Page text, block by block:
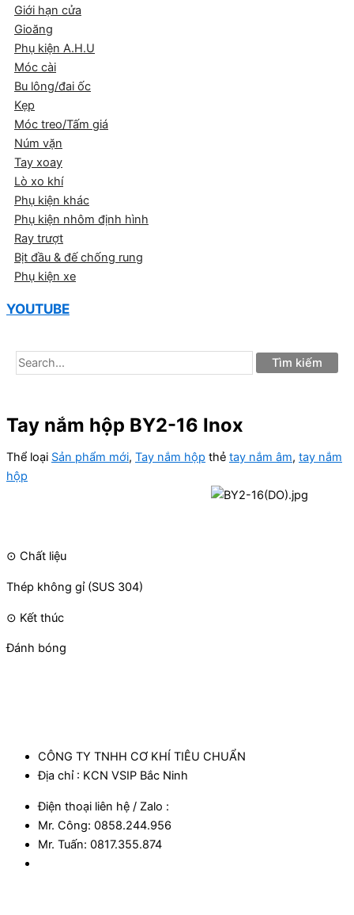
Giới hạn cửa
Gioăng
Phụ kiện A.H.U
Móc cài
Bu lông/đai ốc
Kẹp
Móc treo/Tấm giá
Núm vặn
Tay xoay
Lò xo khí
Phụ kiện khác
Phụ kiện nhôm định hình
Ray trượt
Bịt đầu & đế chống rung
Phụ kiện xe
YOUTUBE
Tay nắm hộp BY2-16 Inox
Thể loại Sản phẩm mới, Tay nắm hộp thẻ tay nắm âm, tay nắm
hộp
⊙ Chất liệu
Thép không gỉ (SUS 304)
⊙ Kết thúc
Đánh bóng
CÔNG TY TNHH CƠ KHÍ TIÊU CHUẨN
Địa chỉ : KCN VSIP Bắc Ninh
Điện thoại liên hệ / Zalo :
Mr. Công: 0858.244.956
Mr. Tuấn: 0817.355.874​